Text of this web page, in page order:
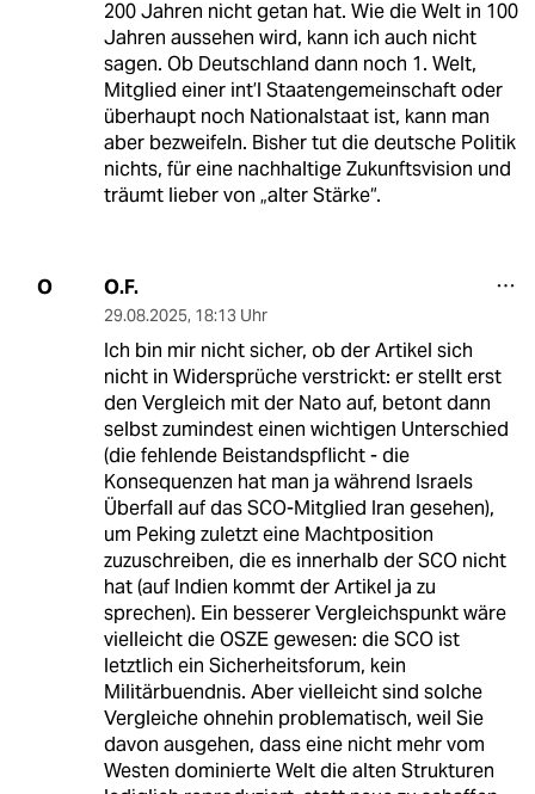
200 Jahren nicht getan hat. Wie die Welt in 100
Jahren aussehen wird, kann ich auch nicht
sagen. Ob Deutschland dann noch 1. Welt,
Mitglied einer int’l Staatengemeinschaft oder
überhaupt noch Nationalstaat ist, kann man
aber bezweifeln. Bisher tut die deutsche Politik
nichts, für eine nachhaltige Zukunftsvision und
träumt lieber von „alter Stärke“.
O O.F.
29.08.2025, 18:13 Uhr
Ich bin mir nicht sicher, ob der Artikel sich
nicht in Widersprüche verstrickt: er stellt erst
den Vergleich mit der Nato auf, betont dann
selbst zumindest einen wichtigen Unterschied
(die fehlende Beistandspflicht - die
Konsequenzen hat man ja während Israels
Überfall auf das SCO-Mitglied Iran gesehen),
um Peking zuletzt eine Machtposition
zuzuschreiben, die es innerhalb der SCO nicht
hat (auf Indien kommt der Artikel ja zu
sprechen). Ein besserer Vergleichspunkt wäre
vielleicht die OSZE gewesen: die SCO ist
letztlich ein Sicherheitsforum, kein
Militärbuendnis. Aber vielleicht sind solche
Vergleiche ohnehin problematisch, weil Sie
davon ausgehen, dass eine nicht mehr vom
Westen dominierte Welt die alten Strukturen